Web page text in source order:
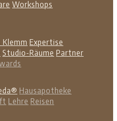
Workshops
Klemm Expertise
Studio-Räume Partner
Hausapotheke
Lehre Reisen